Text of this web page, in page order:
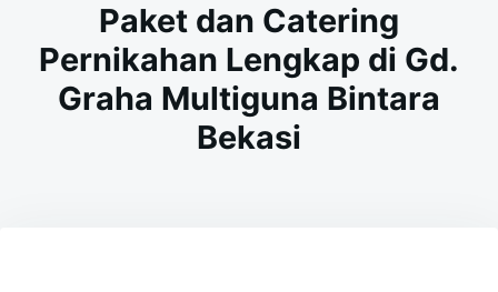
Paket dan Catering
Pernikahan Lengkap di Gd.
Graha Multiguna Bintara
Bekasi